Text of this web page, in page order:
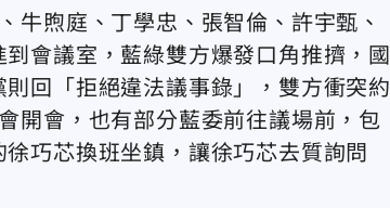
牛煦庭、丁學忠、張智倫、許宇甄、
會議室，藍綠雙方爆發口角推擠，國
回「拒絕違法議事錄」，雙方衝突約
開會，也有部分藍委前往議場前，包
巧芯換班坐鎮，讓徐巧芯去質詢問